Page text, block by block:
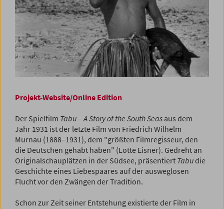
Projekt-Website/Online Edition
Der Spielfilm Tabu– A Story of the South Seas aus dem
Jahr 1931 ist der letzte Film von Friedrich Wilhelm
Murnau (1888–1931), dem "größten Filmregisseur, den
die Deutschen gehabt haben" (Lotte Eisner). Gedreht an
Originalschauplätzen in der Südsee, präsentiert Tabudie
Geschichte eines Liebespaares auf der ausweglosen
Flucht vor den Zwängen der Tradition.
Schon zur Zeit seiner Entstehung existierte der Film in